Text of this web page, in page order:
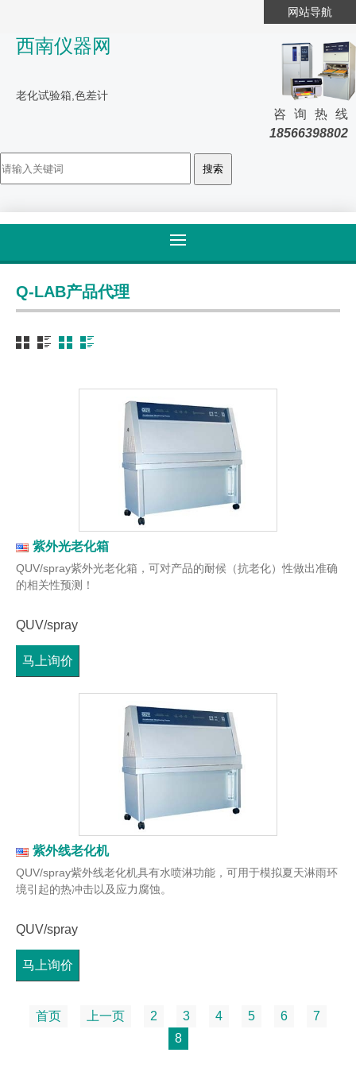
网站导航
西南仪器网
老化试验箱,色差计
咨询热线
18566398802
Q-LAB产品代理
紫外光老化箱
QUV/spray紫外光老化箱，可对产品的耐候（抗老化）性做出准确
的相关性预测！
QUV/spray
马上询价
紫外线老化机
QUV/spray紫外线老化机具有水喷淋功能，可用于模拟夏天淋雨环
境引起的热冲击以及应力腐蚀。
QUV/spray
马上询价
首页 上一页 2 3 4 5 6
7
8